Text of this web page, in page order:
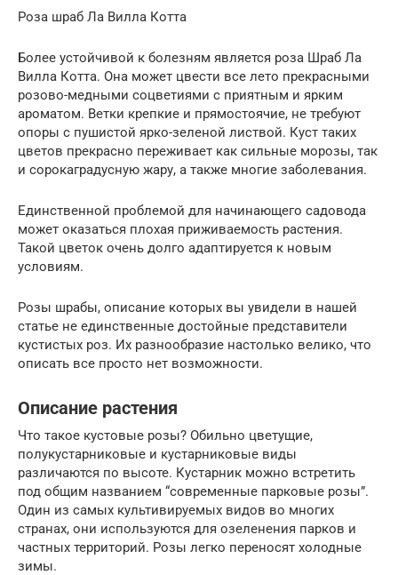
Роза шраб Ла Вилла Котта
Более устойчивой к болезням является роза Шраб Ла
Вилла Котта. Она может цвести все лето прекрасными
розово-медными соцветиями с приятным и ярким
ароматом. Ветки крепкие и прямостоячие, не требуют
опоры с пушистой ярко-зеленой листвой. Куст таких
цветов прекрасно переживает как сильные морозы, так
и сорокаградусную жару, а также многие заболевания.
Единственной проблемой для начинающего садовода
может оказаться плохая приживаемость растения.
Такой цветок очень долго адаптируется к новым
условиям.
Розы шрабы, описание которых вы увидели в нашей
статье не единственные достойные представители
кустистых роз. Их разнообразие настолько велико, что
описать все просто нет возможности.
Описание растения
Что такое кустовые розы? Обильно цветущие,
полукустарниковые и кустарниковые виды
различаются по высоте. Кустарник можно встретить
под общим названием “современные парковые розы”.
Один из самых культивируемых видов во многих
странах, они используются для озеленения парков и
частных территорий. Розы легко переносят холодные
зимы.